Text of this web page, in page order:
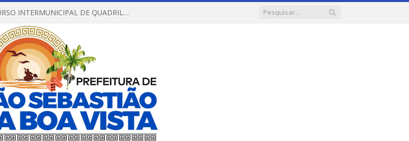
REGULAMENTO DO X CONCURSO INTERMUNICIPAL DE QUADRILHAS JUNINAS – 2026 – ARRAIÁ DA VENEZA